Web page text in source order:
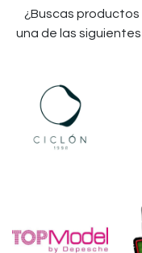
¿Buscas
una de las